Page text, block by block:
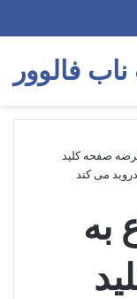
فالوور
صفحه کلید
می کند
به